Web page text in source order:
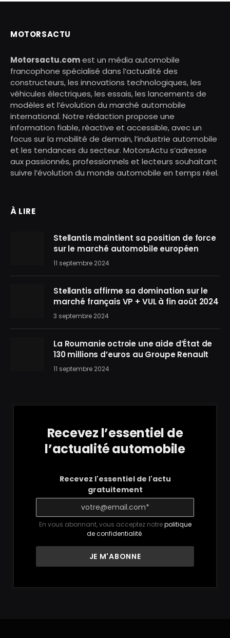
MOTORSACTU
Motorsactu.comest un média automobile
francophone spécialisé dans l’actualité des
constructeurs, les innovations technologiques, les
véhicules électriques, les essais, les lancements de
modèles et l’évolution du marché automobile
international. Notre rédaction propose une
information fiable, réactive et accessible, avec un
focus sur la mobilité de demain, l’industrie automobile
et les tendances du secteur. MotorsActu s’adresse
aux passionnés, professionnels et lecteurs souhaitant
suivre l’évolution du monde automobile en temps réel.
À LIRE
Stellantis maintient sa position de force
sur le marché automobile européen
11 septembre 2024
Stellantis affirme sa domination sur le
marché français VP + VUL à fin août 2024
3 septembre 2024
La Roumanie octroie une aide d’État de
130 millions d’euros au Groupe Renault
11 septembre 2024
Recevez l’essentiel de
l’actualité automobile
Recevez l'essentiel de l'actu
gratuitement
En vous abonnant, vous acceptez notrepolitique
de confidentialité.